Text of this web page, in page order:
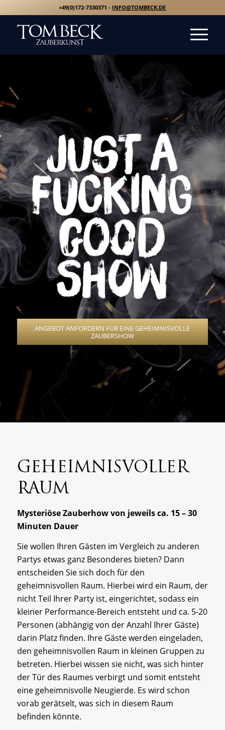
+49(0)172-7330371 - INFO@TOMBECK.DE
ANGEBOT ANFORDERN FÜR EINE GEHEIMNISVOLLE
ZAUBERSHOW
GEHEIMNISVOLLER
RAUM
Mysteriöse Zauberhow von jeweils ca. 15 – 30
Minuten Dauer
Sie wollen Ihren Gästen im Vergleich zu anderen
Partys etwas ganz Besonderes bieten? Dann
entscheiden Sie sich doch für den
geheimnisvollen Raum. Hierbei wird ein Raum, der
nicht Teil Ihrer Party ist, eingerichtet, sodass ein
kleiner Performance-Bereich entsteht und ca. 5-20
Personen (abhängig von der Anzahl Ihrer Gäste)
darin Platz finden. Ihre Gäste werden eingeladen,
den geheimnisvollen Raum in kleinen Gruppen zu
betreten. Hierbei wissen sie nicht, was sich hinter
der Tür des Raumes verbirgt und somit entsteht
eine geheimnisvolle Neugierde. Es wird schon
vorab gerätselt, was sich in diesem Raum
befinden könnte.